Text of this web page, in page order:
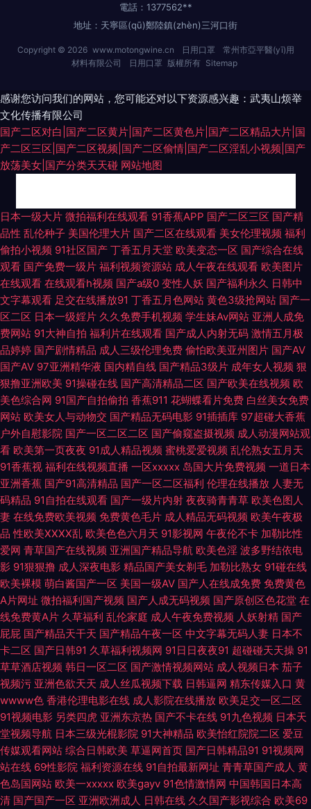
電話：1377562**
地址：天寧區(qū)鄭陸鎮(zhèn)三河口街
Copyright © 2026 www.motongwine.cn 日用口罩
常州市亞平醫(yī)用
材料有限公司
日用口罩 版權所有 Sitemap
感谢您访问我们的网站，您可能还对以下资源感兴趣：武夷山烦举
文化传播有限公司
国产二区对白|国产二区黄片|国产二区黄色片|国产二区精品大片|国
产二区三区|国产二区视频|国产二区偷情|国产二区淫乱小视频|国产
放荡美女|国产分类天天碰 网站地图
婷文学 91素人 四虎vA 探花网站 九一AⅤ 豆花在线免费 国内精品久久88 东方
四虎一区二区三区 97自拍97在线视频 91大神精品在线 色悠悠在线视频 欧美
一区二区三区啪啪 国拍自网第55页 95在线国产视频 91大茄子 日韩精品综合
网 九九久视频在线播放 国产情侣肏屄视频 97瑟瑟男 91九色Porn黑料 亚洲
淫淫网 欧美日色网 国产精品区域一 97黄色电影院 91福利姬高清无码 99久
久国产免费观 91内射在线 亚洲日逼网站 日本黑人2人的天堂 丝袜人妻中出
无码 欧美福利A√福利 国产主播露脸自撸 91社永久入口 亚洲精品国产精品永
久 免费的91黄色直播 丁香六月亭亭 97淫网 成人区精品 久久香蕉网av 日韩
一级网站 国产AⅤ 91国产180部 日韩高清无码免费网址 欧美色图传媒 国产二
区在线播放 A片视品 91吧视频在线免费观看 微拍福利99 黄色片在线免费观
看 国产综合欧美日韩一 91自慰喷水 在线观看网站黄 青青草原黄色视频 精品
国产wwww wwwav网址在线 91视频国产足交 91seav 香蕉视频下载黄 日
本不卡一区 户外露出 ts性爱网 91看片婬黄大片 先锋亚洲亚洲av 日韩AV原创
免费18禁色色网站 精品久久中文 ts人妖交友网站 91视频国产TS 1024自拍
视频在线 性爱VA欧美 免费成人17c 91国产视频大全 性爱动图 欧美影院牛B
叉 老司机福利社区 九1秘片免费看 超碰在线成人AV 欧日韩成人在线视频 91
视频在线观看免费观看 四虎乱轮 黄色仓库免费播放影片 91男人网 青青草原
日本一级大片 微拍福利在线观看 91香蕉APP 国产二区三区 国产精
品性 乱伦种子 美国伦理大片 国产二区在线观看 美女伦理视频 福利
偷拍小视频 91社区国产 丁香五月天堂 欧美变态一区 国产综合在线
观看 国产免费一级片 福利视频资源站 成人午夜在线观看 欧美图片
在线观看 在线观看h视频 国产a级0 变性人妖 国产福利永久 日韩中
文字幕观看 足交在线播放91 丁香五月色网站 黄色3级抢网站 国产一
区二区 日本一级婬片 久久免费手机视频 学生妹Av网站 亚洲人成免
费网站 91大神自拍 福利片在线观看 国产成人内射无码 激情五月极
品婷婷 国产剧情精品 成人三级伦理免费 偷怕欧美亚州图片 国产AV
国产AV 97亚洲精华液 国内精自线 国产精品3级片 成年女人视频 狠
狠撸亚洲欧美 91操碰在线 国产高清精品二区 国产欧美在线视频 欧
美色综合网 91国产自拍偷拍 香蕉911 花蝴蝶看片免费 白丝美女免费
网站 欧美女人与动物交 国产精品无码电影 91插插库 97超碰大香蕉
户外自慰影院 国产一区二区二区 国产偷窥盗摄视频 成人动漫网站观
看 欧美第一页夜夜 91成人精品视频 蜜桃爱爱视频 乱伦熟女五月天
91香蕉视 福利在线视频直播 一区xxxxx 岛国大片免费视频 一道日本
亚洲香蕉 国产91高清精品 国产一区二区福利 伦理在线播放 人妻无
码精品 91自拍在线观看 国产一级片内射 夜夜骑青青草 欧美色图人
妻 在线免费欧美视频 免费黄色毛片 成人精品无码视频 欧美午夜极
品 性欧美ⅩⅩⅩⅩ乱 欧美色色六月天 91影视网 午夜伦不卡 加勒比性
爱网 青草国产在线视频 亚洲国产精品导航 欧美色淫 波多野结依电
影 91狠狠撸 成人深夜电影 精品国产美女剃毛 加勒比熟女 91碰在线
欧美裸模 萌白酱国产一区 美国一级AV 国产人在线成免费 免费黄色
A片网址 微拍福利国产视频 国产人成无码视频 国产原创区色花堂 在
线免费黄A片 久草福利 乱伦家庭 成人午夜免费视频 人妖射精 国产
屁屁 国产精品天干天 国产精品午夜一区 中文字幕无码人妻 日本不
卡二区 国产日韩91 久草福利视频网 91日日夜夜91 超碰碰天天操 91
草草酒店视频 韩日一区二区 国产激情视频网站 成人视频日本 茄子
视频污 亚洲色欲天天 成人丝瓜视频下载 日韩逼网 精东传媒入口 黄
wwww色 香港伦理电影在线 成人影院在线播放 欧美足交一区二区
91视频电影 另类四虎 亚洲东京热 国产不卡在线 91九色视频 日本天
堂视频导航 日本三级光棍影院 91大神精品 欧美怡红院院二区 爱豆
传媒观看网站 综合日韩欧美 草逼网首页 国产日韩精品91 91视频网
站在线 69性影院 福利资源在线 91自拍最新网址 青青草国产成人 黄
色岛国网站 欧美一xxxxx 欧美gayv 91色情激情网 中国韩国日本高
清 国产国产一区 亚洲欧洲成人 日韩在线 久久国产影视综合 欧美69